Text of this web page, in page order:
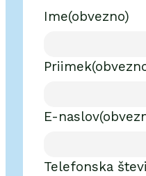
Ime(obvezno)
Priimek
E-naslov
Telefonska